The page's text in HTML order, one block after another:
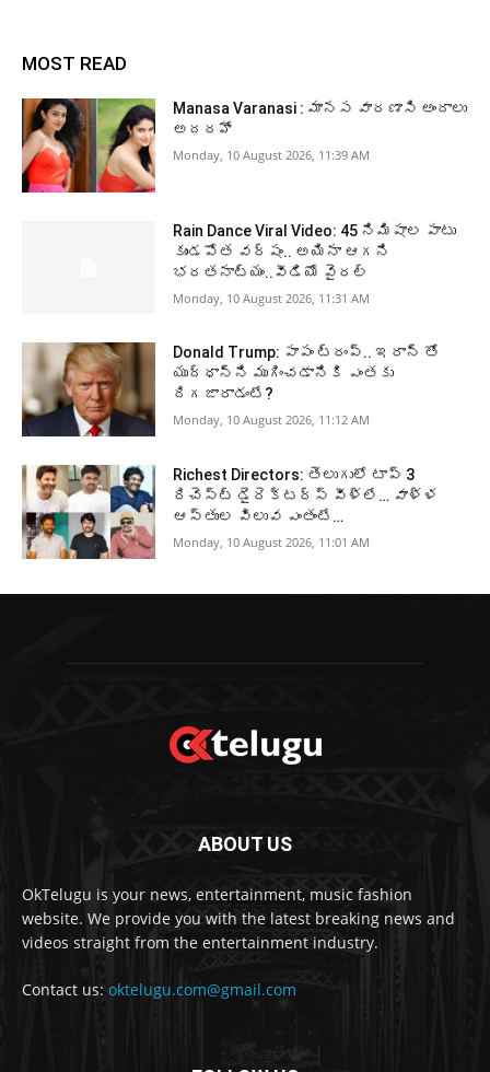
MOST READ
Manasa Varanasi : మానస వారణాసి అందాలు
అదరహో
Monday, 10 August 2026, 11:39 AM
Rain Dance Viral Video: 45 నిమిషాల పాటు
కుండపోత వర్షం.. అయినా ఆగని
భరతనాట్యం..వీడియో వైరల్
Monday, 10 August 2026, 11:31 AM
Donald Trump: పాపం ట్రంప్.. ఇరాన్ తో
యుద్ధాన్ని ముగించడానికి ఎంతకు
దిగజారాడంటే?
Monday, 10 August 2026, 11:12 AM
Richest Directors: తెలుగులో టాప్ 3
రిచెస్ట్ డైరెక్టర్స్ వీళ్లే… వాళ్ళ
ఆస్తుల విలువ ఎంతంటే…
Monday, 10 August 2026, 11:01 AM
ABOUT US
OkTelugu is your news, entertainment, music fashion
website. We provide you with the latest breaking news and
videos straight from the entertainment industry.
Contact us: oktelugu.com@gmail.com